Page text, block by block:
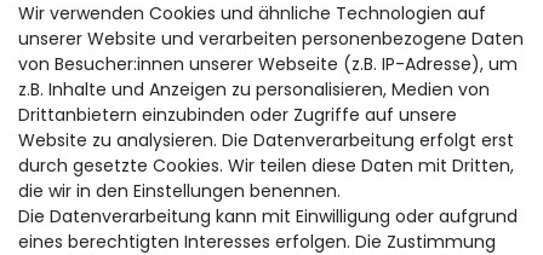
0355/28913230
info@spreewald-praesente.de
Gubener Straße 19, 03042 Cottbus
© 2026 spreewald-praesente.de | Design by neoprisma
Wir verwenden Cookies und ähnliche Technologien auf
unserer Website und verarbeiten personenbezogene Daten
von Besucher:innen unserer Webseite (z.B. IP-Adresse), um
z.B. Inhalte und Anzeigen zu personalisieren, Medien von
Drittanbietern einzubinden oder Zugriffe auf unsere
Website zu analysieren. Die Datenverarbeitung erfolgt erst
durch gesetzte Cookies. Wir teilen diese Daten mit Dritten,
die wir in den Einstellungen benennen.
Die Datenverarbeitung kann mit Einwilligung oder aufgrund
eines berechtigten Interesses erfolgen. Die Zustimmung